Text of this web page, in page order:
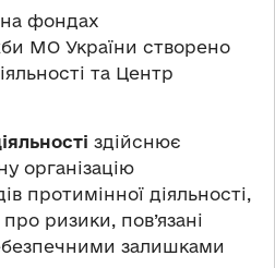
фондах
МО України створено
та Центр
здійснює
організацію
протимінної діяльності,
ризики, пов’язані
залишками